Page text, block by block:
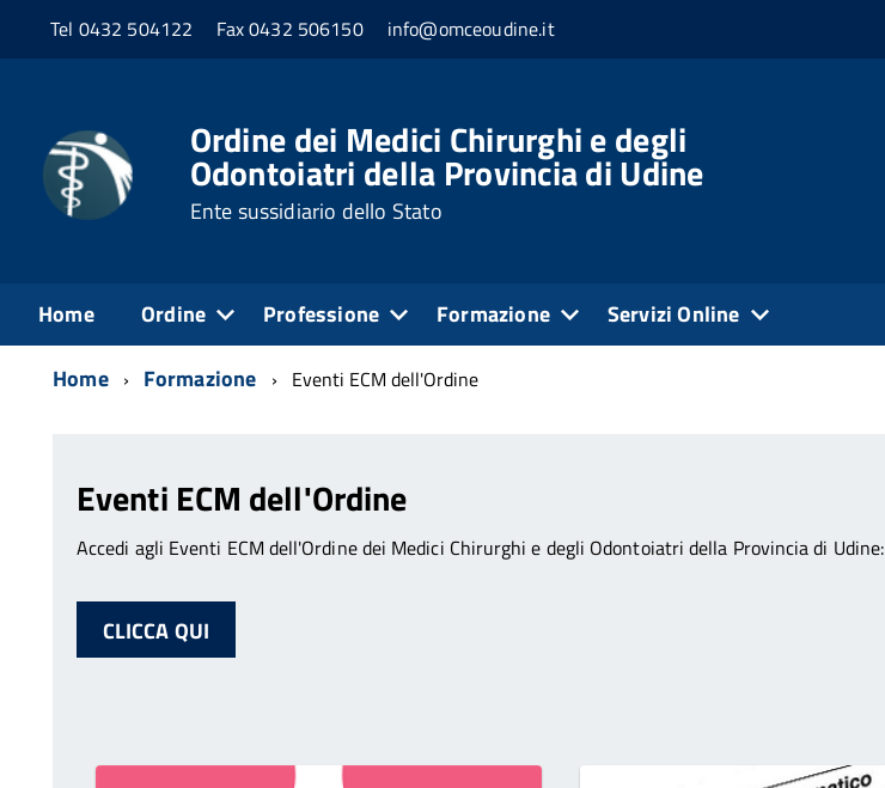
Tel 0432 504122 Fax 0432 506150 info@omceoudine.it
Ordine dei Medici Chirurghi e degli
Odontoiatri della Provincia di Udine
Ente sussidiario dello Stato
Home Ordine Professione Formazione Servizi Online
Home Formazione Eventi ECM dell'Ordine
Eventi ECM dell'Ordine
Accedi agli Eventi ECM dell'Ordine dei Medici Chirurghi e degli Odontoiatri della Provincia di Udine:
CLICCA QUI